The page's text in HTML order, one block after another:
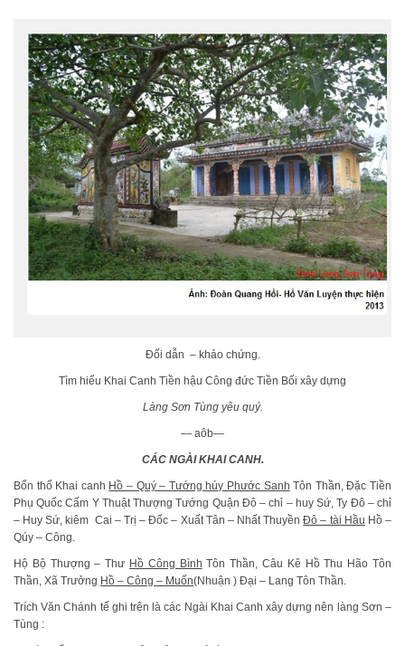
Đối dẫn – khảo chứng.
Tìm hiểu Khai Canh Tiền hậu Công đức Tiền Bối xây dựng
Làng Sơn Tùng yêu quý.
— aôb—
CÁC NGÀI KHAI CANH.
Bổn thổ Khai canh Hồ – Quý – Tướng húy Phước Sanh Tôn Thần, Đặc Tiền
Phụ Quốc Cấm Y Thuật Thượng Tướng Quận Đô – chỉ – huy Sứ, Ty Đô – chỉ
– Huy Sứ, kiêm Cai – Trị – Đốc – Xuất Tân – Nhất ThuyềnĐô – tài Hầu Hồ –
Qúy – Công.
Hộ Bộ Thượng – Thư Hồ Công Bình Tôn Thần, Câu Kê Hồ Thu Hão Tôn
Thần, Xã Trưởng Hồ – Công – Muốn(Nhuận ) Đại – Lang Tôn Thần.
Trích Văn Chánh tế ghi trên là các Ngài Khai Canh xây dựng nên làng Sơn –
Tùng :